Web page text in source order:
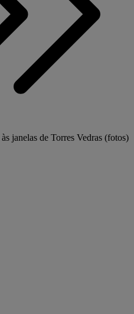
janelas de Torres Vedras (fotos)